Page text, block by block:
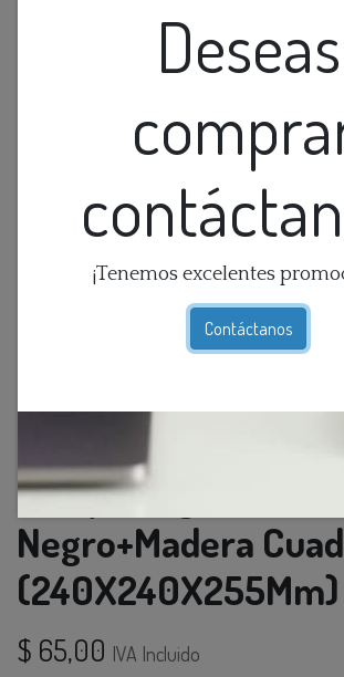
Deseas
¡Tenemos excelentes
Contáctanos
Lamp. Colg. 1L E27
Negro+Madera
(240X240X255Mm)
$ 65,00 IVA Incluido